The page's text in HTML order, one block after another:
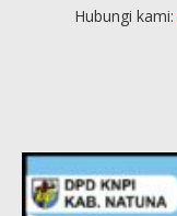
Hubungi kami: